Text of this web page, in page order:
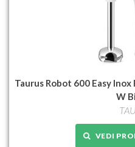
Taurus Robot 600 Easy
W
VEDI